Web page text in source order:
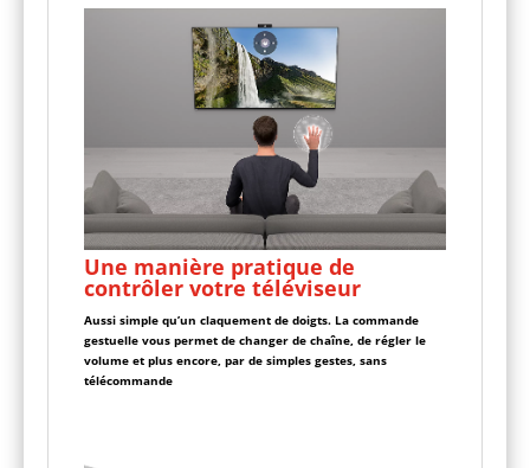
Une manière pratique de
contrôler votre téléviseur
Aussi simple qu’un claquement de doigts. La commande
gestuelle vous permet de changer de chaîne, de régler le
volume et plus encore, par de simples gestes, sans
télécommande